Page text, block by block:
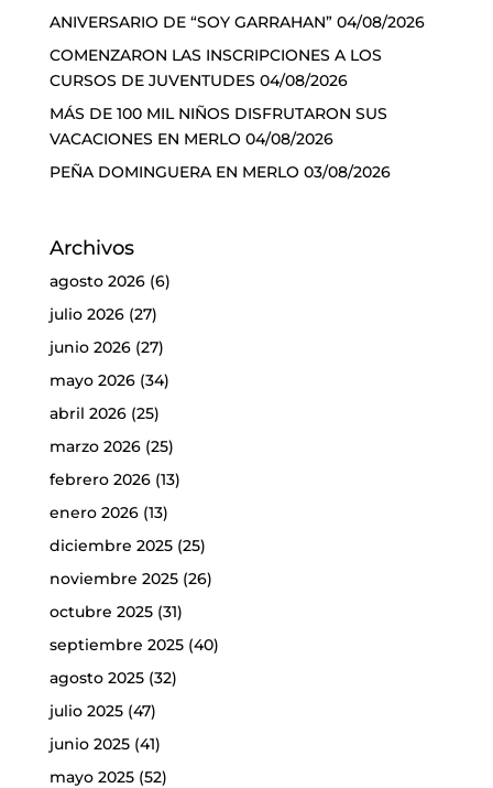
ANIVERSARIO DE “SOY GARRAHAN” 04/08/2026
COMENZARON LAS INSCRIPCIONES A LOS
CURSOS DE JUVENTUDES 04/08/2026
MÁS DE 100 MIL NIÑOS DISFRUTARON SUS
VACACIONES EN MERLO 04/08/2026
PEÑA DOMINGUERA EN MERLO 03/08/2026
Archivos
agosto 2026(6)
julio 2026(27)
junio 2026(27)
mayo 2026(34)
abril 2026(25)
marzo 2026(25)
febrero 2026(13)
enero 2026(13)
diciembre 2025(25)
noviembre 2025(26)
octubre 2025(31)
septiembre 2025(40)
agosto 2025(32)
julio 2025(47)
junio 2025(41)
mayo 2025(52)